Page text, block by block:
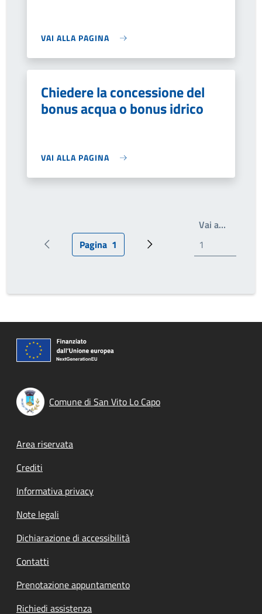
VAI ALLA PAGINA
Chiedere la concessione del
bonus acqua o bonus idrico
VAI ALLA PAGINA
Pagina precedentePagina attuale
Pagina 1 Pagina successiva
Vai a…
Comune di San Vito Lo Capo
Footer menu
Area riservata
Crediti
Informativa privacy
Note legali
Dichiarazione di accessibilità
Contatti
Prenotazione appuntamento
Richiedi assistenza